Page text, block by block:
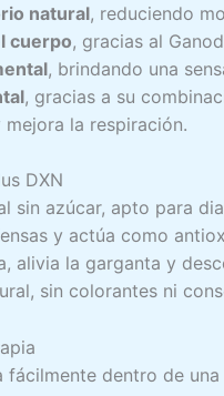
natural, reduciendo
cuerpo, gracias al
, brindando una
, gracias a su
mejora la respiración.
DXN
sin azúcar, apto para
y actúa como
alivia la garganta y
sin colorantes ni
fácilmente dentro de